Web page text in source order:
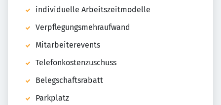
individuelle Arbeitszeitmodelle
Verpflegungsmehraufwand
Mitarbeiterevents
Telefonkostenzuschuss
Belegschaftsrabatt
Parkplatz